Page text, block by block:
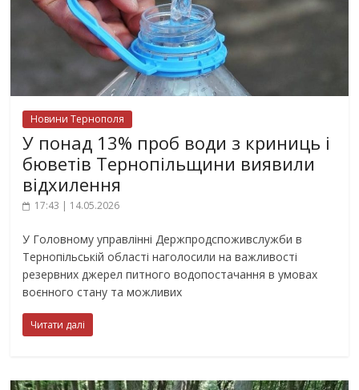
Новини Тернополя
У понад 13% проб води з криниць і
бюветів Тернопільщини виявили
відхилення
17:43 | 14.05.2026
У Головному управлінні Держпродспоживслужби в
Тернопільській області наголосили на важливості
резервних джерел питного водопостачання в умовах
воєнного стану та можливих
Читати далі